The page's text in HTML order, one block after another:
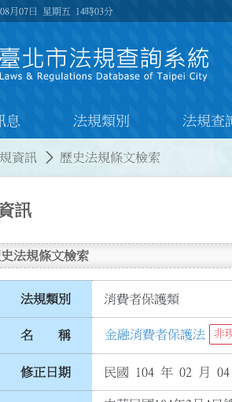
月07日 星期五 14時03分
息 法規類別 法規查
資訊 歷史法規條文檢索
訊
法規條文檢索
法規類別 消費者保護類
名 稱 金融消費者保護法 非
修正日期 民國 104 年 02 月